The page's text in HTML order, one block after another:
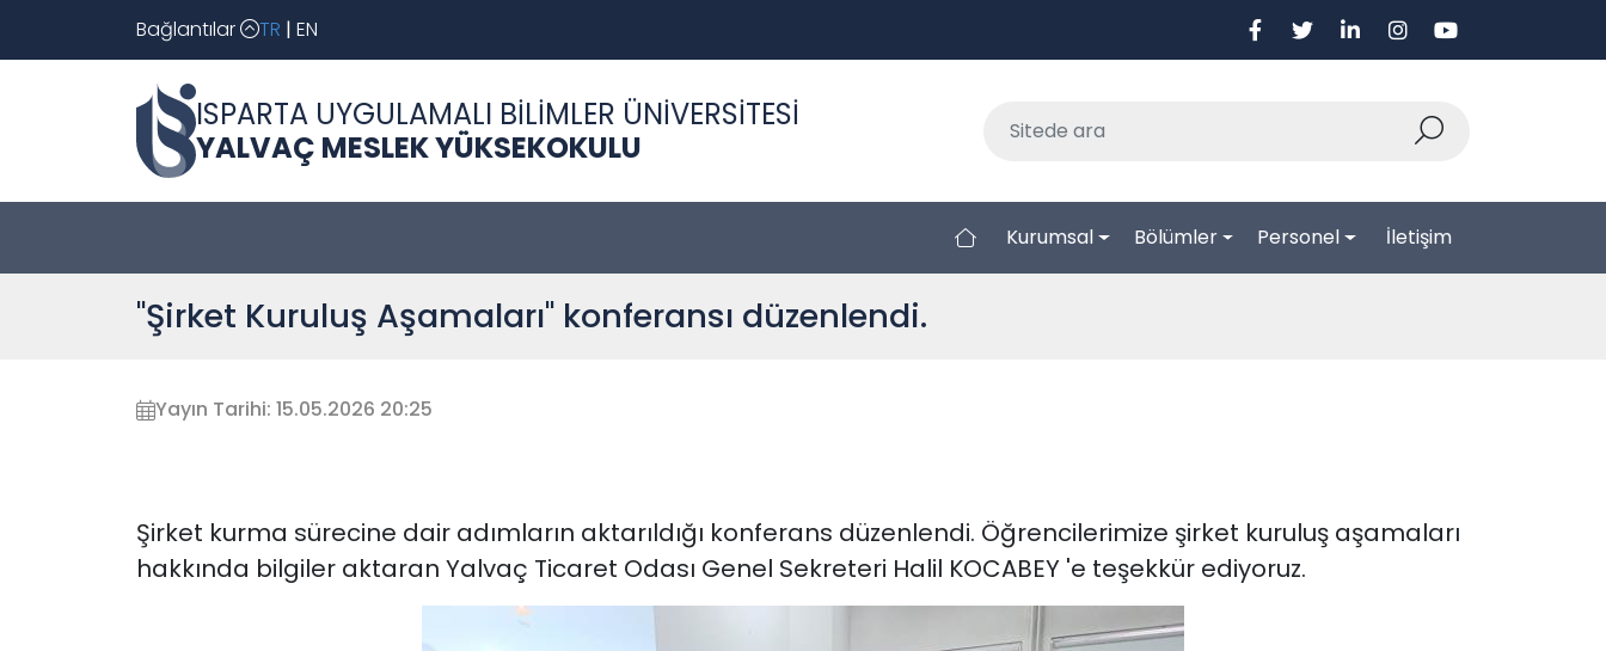
Bağlantılar TR | EN
ISPARTA UYGULAMALI BİLİMLER ÜNİVERSİTESİ
YALVAÇ MESLEK YÜKSEKOKULU
Kurumsal Bölümler Personel İletişim
"Şirket Kuruluş Aşamaları" konferansı düzenlendi.
Yayın Tarihi: 15.05.2026 20:25
Şirket kurma sürecine dair adımların aktarıldığı konferans düzenlendi. Öğrencilerimize şirket kuruluş aşamaları
hakkında bilgiler aktaran Yalvaç Ticaret Odası Genel Sekreteri Halil KOCABEY 'e teşekkür ediyoruz.